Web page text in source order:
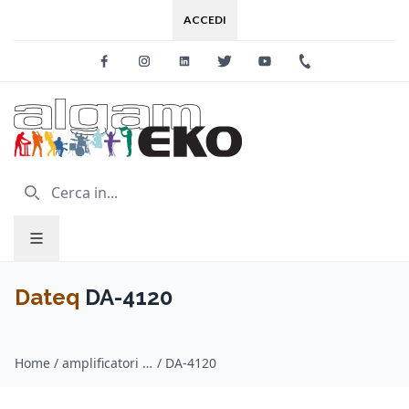
ACCEDI
FacebookInstagramLinkedinTwitter Youtube
Dateq DA-4120
Home / amplificatori 100v / Dateq / DA-4120